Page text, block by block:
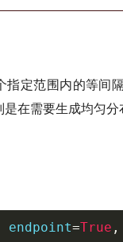
指定范围内的等间
在需要生成均匀
endpoint=True ,